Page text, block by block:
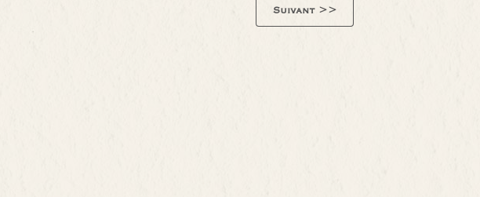
Suivant >>